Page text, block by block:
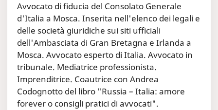
Avvocato di fiducia del Consolato Generale
d'Italia a Mosca. Inserita nell'elenco dei legali e
delle società giuridiche sui siti ufficiali
dell'Ambasciata di Gran Bretagna e Irlanda a
Mosca. Avvocato esperto di Italia. Avvocato in
tribunale. Mediatrice professionista.
Imprenditrice. Coautrice con Andrea
Codognotto del libro "Russia – Italia: amore
forever o consigli pratici di avvocati".